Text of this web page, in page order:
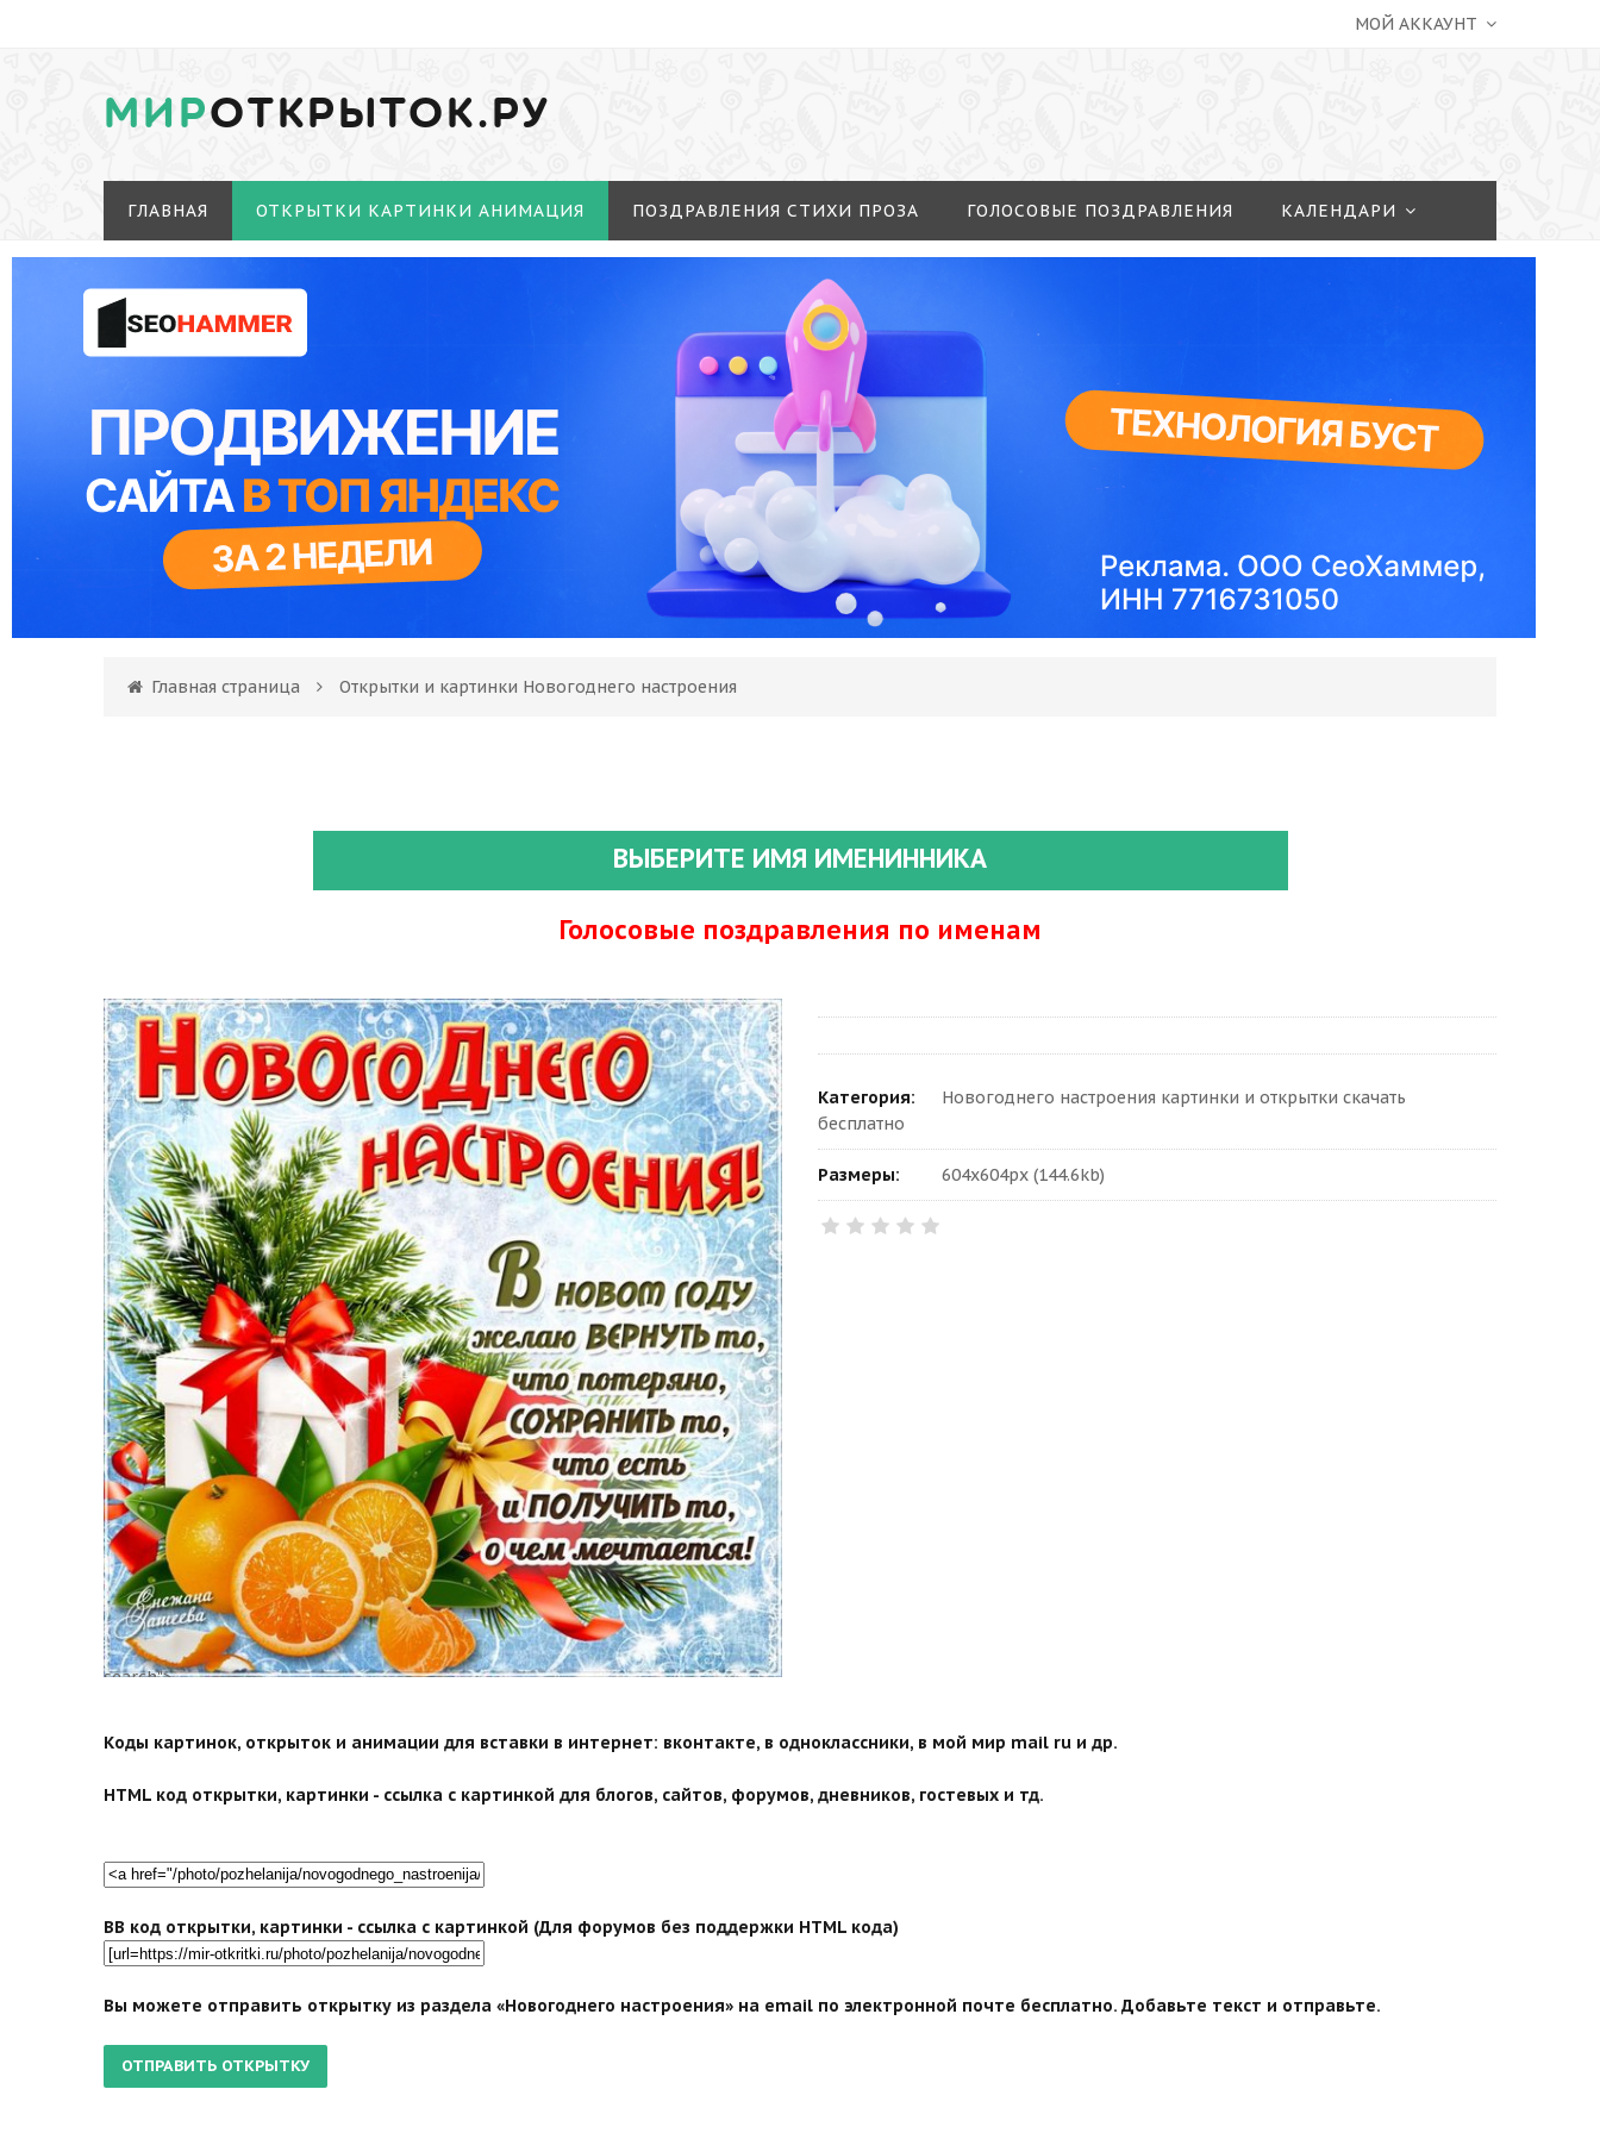
МОЙ АККАУНТ
МИРОТКРЫТОК.РУ
ГЛАВНАЯ ОТКРЫТКИ КАРТИНКИ АНИМАЦИЯ ПОЗДРАВЛЕНИЯ СТИХИ ПРОЗА ГОЛОСОВЫЕ ПОЗДРАВЛЕНИЯ КАЛЕНДАРИ
Главная страница Открытки и картинки Новогоднего настроения
ВЫБЕРИТЕ ИМЯ ИМЕНИННИКА
Голосовые поздравления по именам
search">
Категория:
Новогоднего настроения картинки и открытки скачать
бесплатно
Размеры: 604x604px (144.6kb)
Коды картинок, открыток и анимации для вставки в интернет: вконтакте, в одноклассники, в мой мир mail ru и др.
HTML код открытки, картинки - ссылка с картинкой для блогов, сайтов, форумов, дневников, гостевых и тд.
BB код открытки, картинки - ссылка с картинкой (Для форумов без поддержки HTML кода)
Вы можете отправить открытку из раздела «Новогоднего настроения» на email по электронной почте бесплатно. Добавьте текст и отправьте.